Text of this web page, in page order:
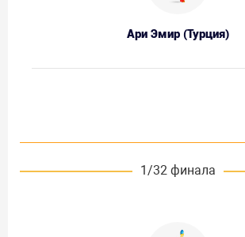
Ари Эмир (Турция)
1/32 финала